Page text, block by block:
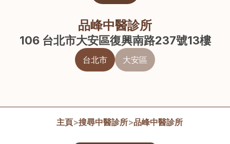
品峰中醫診所
106 台北市大安區復興南路237號13樓
台北市 大安區
主頁>搜尋中醫診所>品峰中醫診所